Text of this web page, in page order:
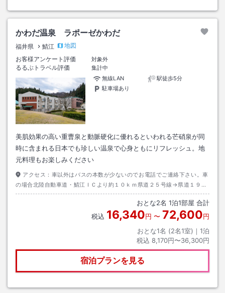
かわだ温泉 ラポーゼかわだ
福井県 鯖江
地図
お客様アンケート評価
対象外
るるぶトラベル評価
集計中
無線LAN
駅徒歩5分
駐車場あり
美肌効果の高い重曹泉と動脈硬化に優れるといわれる芒硝泉が同
時に含まれる日本でも珍しい温泉で心身ともにリフレッシュ。地
元料理もお楽しみください
アクセス： 車以外はバスの本数が少ないのでお電話でご連絡下さい。車
の場合北陸自動車道・鯖江ＩＣより約１０ｋｍ県道２５号線→県道１９２
号線道路の歩道側に標識有り。
おとな2名 1泊1部屋 合計
税込 16,340円 〜 72,600円
おとな1名 (2名1室)｜ 1泊
税込 8,170円〜36,300円
宿泊プランを見る